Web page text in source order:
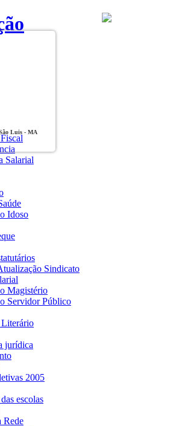
Salarial
Idoso
Sindicato
Magistério
Servidor Público
jurídica
2005
escolas
Rede
Luis - MA